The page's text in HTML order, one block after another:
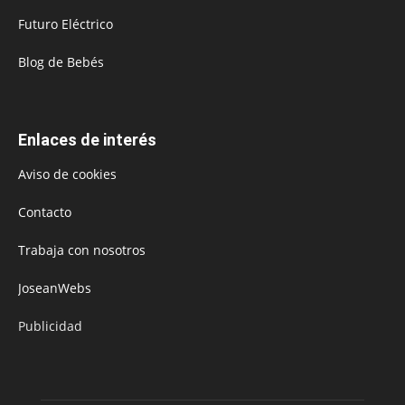
Futuro Eléctrico
Blog de Bebés
Enlaces de interés
Aviso de cookies
Contacto
Trabaja con nosotros
JoseanWebs
Publicidad